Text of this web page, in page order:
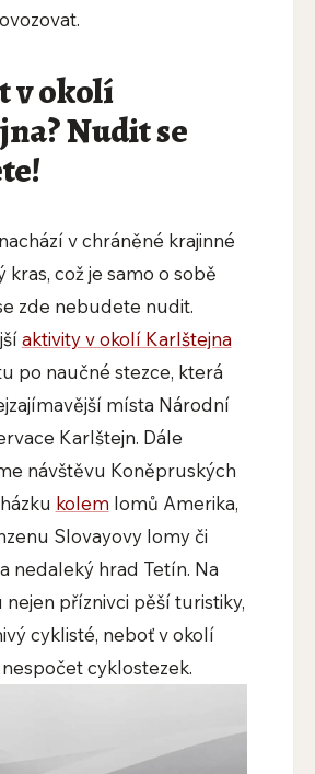
v okolí
Nudit se
v chráněné krajinné
kras, což je samo o sobě
zde nebudete nudit.
aktivity v okolí Karlštejna
po naučné stezce, která
místa Národní
Karlštejn. Dále
návštěvu Koněpruských
kolem lomů Amerika,
Slovayovy lomy či
nedaleký hrad Tetín. Na
nejen příznivci pěší turistiky,
cyklisté, neboť v okolí
cyklostezek.